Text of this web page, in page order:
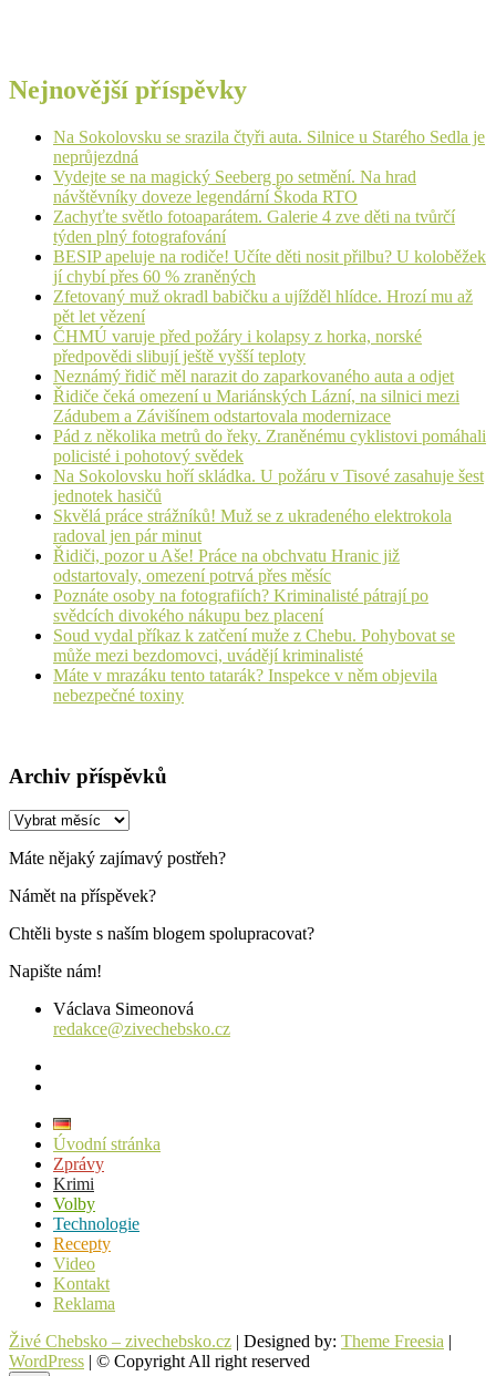
Nejnovější příspěvky
Na Sokolovsku se srazila čtyři auta. Silnice u Starého Sedla je
neprůjezdná
Vydejte se na magický Seeberg po setmění. Na hrad
návštěvníky doveze legendární Škoda RTO
Zachyťte světlo fotoaparátem. Galerie 4 zve děti na tvůrčí
týden plný fotografování
BESIP apeluje na rodiče! Učíte děti nosit přilbu? U koloběžek
jí chybí přes 60 % zraněných
Zfetovaný muž okradl babičku a ujížděl hlídce. Hrozí mu až
pět let vězení
ČHMÚ varuje před požáry i kolapsy z horka, norské
předpovědi slibují ještě vyšší teploty
Neznámý řidič měl narazit do zaparkovaného auta a odjet
Řidiče čeká omezení u Mariánských Lázní, na silnici mezi
Zádubem a Závišínem odstartovala modernizace
Pád z několika metrů do řeky. Zraněnému cyklistovi pomáhali
policisté i pohotový svědek
Na Sokolovsku hoří skládka. U požáru v Tisové zasahuje šest
jednotek hasičů
Skvělá práce strážníků! Muž se z ukradeného elektrokola
radoval jen pár minut
Řidiči, pozor u Aše! Práce na obchvatu Hranic již
odstartovaly, omezení potrvá přes měsíc
Poznáte osoby na fotografiích? Kriminalisté pátrají po
svědcích divokého nákupu bez placení
Soud vydal příkaz k zatčení muže z Chebu. Pohybovat se
může mezi bezdomovci, uvádějí kriminalisté
Máte v mrazáku tento tatarák? Inspekce v něm objevila
nebezpečné toxiny
Archiv příspěvků
Archiv
Máte nějaký zajímavý postřeh?
Námět na příspěvek?
Chtěli byste s naším blogem spolupracovat?
Napište nám!
Václava Simeonová
redakce@zivechebsko.cz
Úvodní stránka
Zprávy
Krimi
Volby
Technologie
Recepty
Video
Kontakt
Reklama
Živé Chebsko – zivechebsko.cz | Designed by: Theme Freesia |
WordPress | © Copyright All right reserved